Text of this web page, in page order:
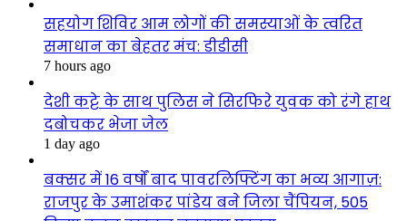
सहयोग शिविर आम लोगों की समस्याओं के त्वरित
समाधान का बेहतर मंच: डीडीसी
7 hours ago
देशी कट्टे के साथ पुलिस ने सिरफिरे युवक को रंगे हाथ
दबोचकर भेजा जेल
1 day ago
बक्सर में 16 वर्षों बाद पावरलिफ्टिंग का भव्य आगाज़:
राजपुर के उमाशंकर पांडेय बने जिला चैंपियन, 505